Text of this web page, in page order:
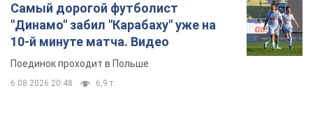
Самый дорогой футболист
"Динамо" забил "Карабаху" уже на
10-й минуте матча. Видео
Поединок проходит в Польше
6.08.2026 20:48 6,9 т.